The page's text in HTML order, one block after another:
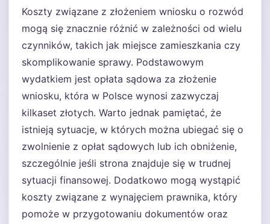
Koszty związane z złożeniem wniosku o rozwód
mogą się znacznie różnić w zależności od wielu
czynników, takich jak miejsce zamieszkania czy
skomplikowanie sprawy. Podstawowym
wydatkiem jest opłata sądowa za złożenie
wniosku, która w Polsce wynosi zazwyczaj
kilkaset złotych. Warto jednak pamiętać, że
istnieją sytuacje, w których można ubiegać się o
zwolnienie z opłat sądowych lub ich obniżenie,
szczególnie jeśli strona znajduje się w trudnej
sytuacji finansowej. Dodatkowo mogą wystąpić
koszty związane z wynajęciem prawnika, który
pomoże w przygotowaniu dokumentów oraz